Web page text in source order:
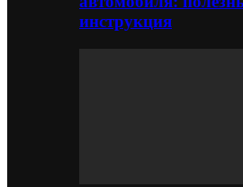
инструкция